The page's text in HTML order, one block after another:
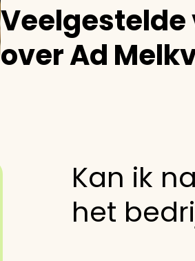
over Ad
Kan ik
het